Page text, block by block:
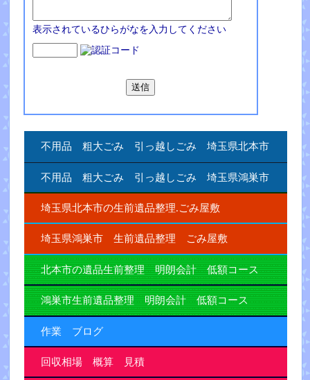
表示されているひらがなを入力してください
不用品 粗大ごみ 引っ越しごみ 埼玉県北本市
不用品 粗大ごみ 引っ越しごみ 埼玉県鴻巣市
埼玉県北本市の生前遺品整理.ごみ屋敷
埼玉県鴻巣市 生前遺品整理 ごみ屋敷
北本市の遺品生前整理 明朗会計 低額コース
鴻巣市生前遺品整理 明朗会計 低額コース
作業 ブログ
回収相場 概算 見積